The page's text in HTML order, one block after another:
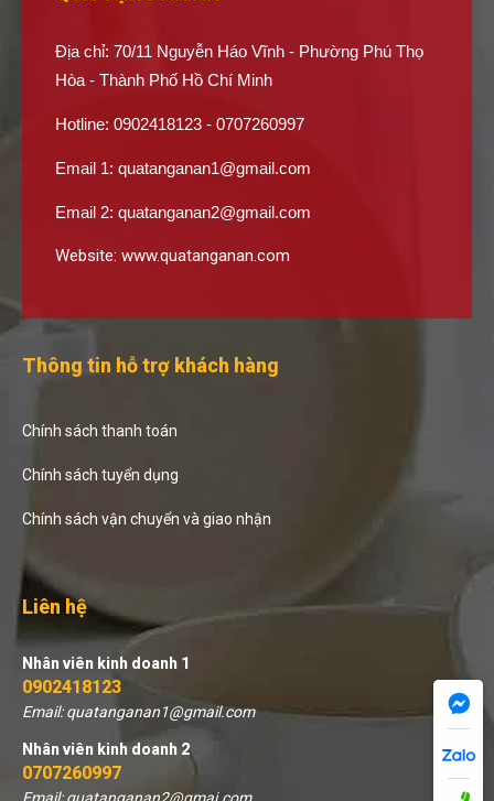
Địa chỉ: 70/11 Nguyễn Háo Vĩnh - Phường Phú Thọ
Hòa - Thành Phố Hồ Chí Minh
Hotline: 0902418123 - 0707260997
Email 1: quatanganan1@gmail.com
Email 2: quatanganan2@gmail.com
Website: www.quatanganan.com
Thông tin hỗ trợ khách hàng
Chính sách thanh toán
Chính sách tuyển dụng
Chính sách vận chuyển và giao nhận
Liên hệ
Nhân viên kinh doanh 1
0902418123
Email: quatanganan1@gmail.com
Nhân viên kinh doanh 2
0707260997